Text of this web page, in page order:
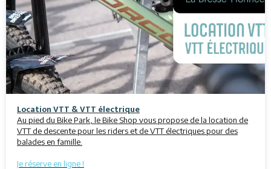
Location VTT & VTT électrique
Au pied du Bike Park, le Bike Shop vous propose de la location de
VTT de descente pour les riders et de VTT électriques pour des
balades en famille.
Je réserve en ligne !